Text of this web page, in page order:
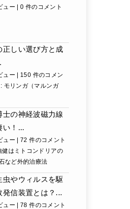
ュー |0 件のコメント
正しい選び方と成
ュー
150 件のコメン
モリンガ（マルンガ
士の神経波磁力線
い！...
ュー |72 件のコメント
健はミトコンドリアの
など外的治療法
虫やウィルスを駆
発信装置とは？...
ュー |78 件のコメント